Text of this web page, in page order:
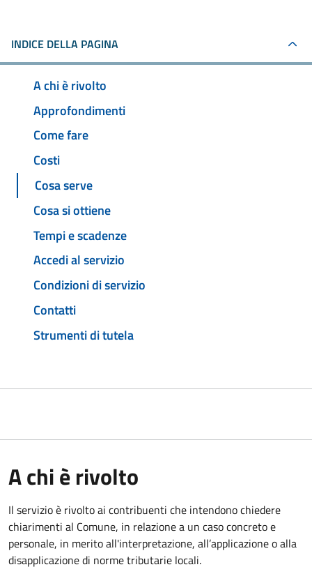
INDICE DELLA PAGINA
A chi è rivolto
Approfondimenti
Come fare
Costi
Cosa serve
Cosa si ottiene
Tempi e scadenze
Accedi al servizio
Condizioni di servizio
Contatti
Strumenti di tutela
A chi è rivolto
Il servizio è rivolto ai contribuenti che intendono chiedere
chiarimenti al Comune, in relazione a un caso concreto e
personale, in merito all'interpretazione, all’applicazione o alla
disapplicazione di norme tributarie locali.